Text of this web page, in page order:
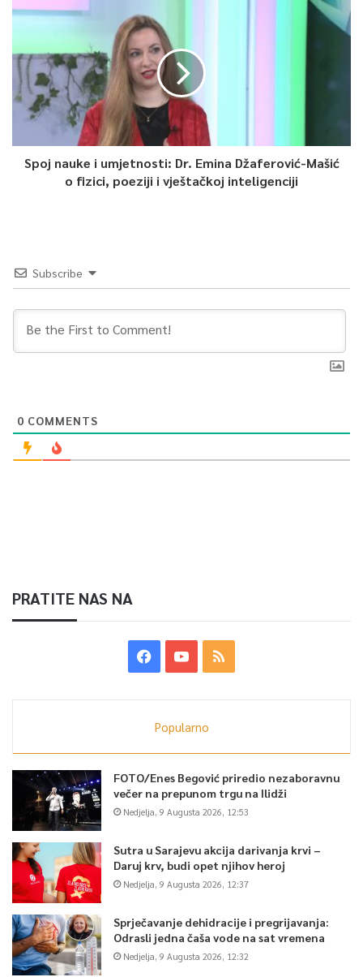
Iz društva „Cankar“ pozivaju sve građane Sarajeva da se
pridruže ovim događajima, naglašavajući da je
aktivnosti besplatan.
Spoj nauke i umjetnosti: Dr. Emina Džaferović-Mašić
o fizici, poeziji i vještačkoj inteligenciji
Subscribe
0 COMMENTS
PRATITE NAS NA
Popularno
FOTO/Enes Begović priredio nezaboravnu
večer na prepunom trgu na Ilidži
Nedjelja, 9 Augusta 2026, 12:53
Sutra u Sarajevu akcija darivanja krvi –
Daruj krv, budi opet njihov heroj
Nedjelja, 9 Augusta 2026, 12:37
Sprječavanje dehidracije i pregrijavanja:
Odrasli jedna čaša vode na sat vremena
Nedjelja, 9 Augusta 2026, 12:32